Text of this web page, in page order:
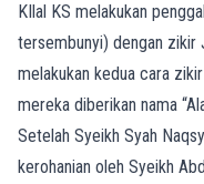
KIlal KS melakukan
tersembunyi) dengan zikir
melakukan kedua cara
mereka diberikan nama
Setelah Syeikh Syah
kerohanian oleh Syeikh